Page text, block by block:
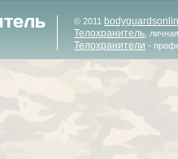
© 2011
Телохранитель ,
Телохранители -